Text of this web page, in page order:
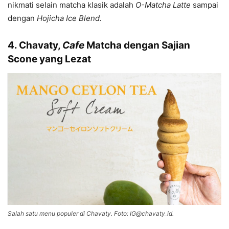
nikmati selain matcha klasik adalah O-Matcha Latte sampai
dengan Hojicha Ice Blend.
4. Chavaty, Cafe Matcha dengan Sajian
Scone yang Lezat
Salah satu menu populer di Chavaty. Foto: IG@chavaty_id.